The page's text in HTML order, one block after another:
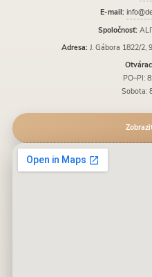
E-mail:
Spoločnosť:
Adresa: J. Gábora 1822/2,
PO–PI:
Sobota: